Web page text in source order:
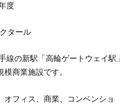
度
タール
線の新駅「高輪ゲートウェイ駅」
商業施設です。
フィス、商業、コンベンショ